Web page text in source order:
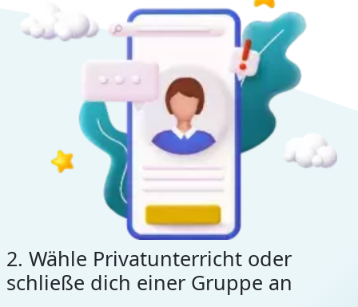
2. Wähle Privatunterricht oder
schließe dich einer Gruppe an